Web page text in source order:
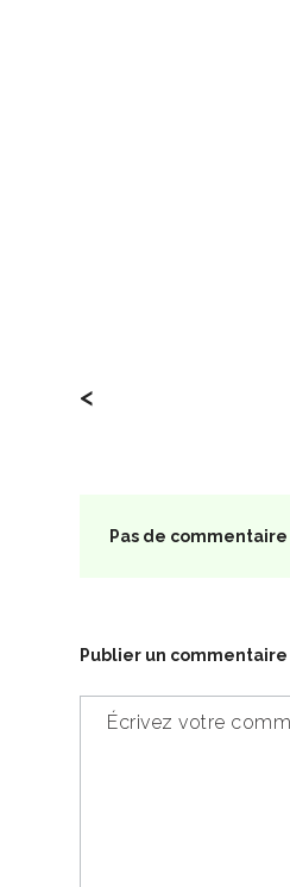
<
Pas de commentaire
Publier un commentaire